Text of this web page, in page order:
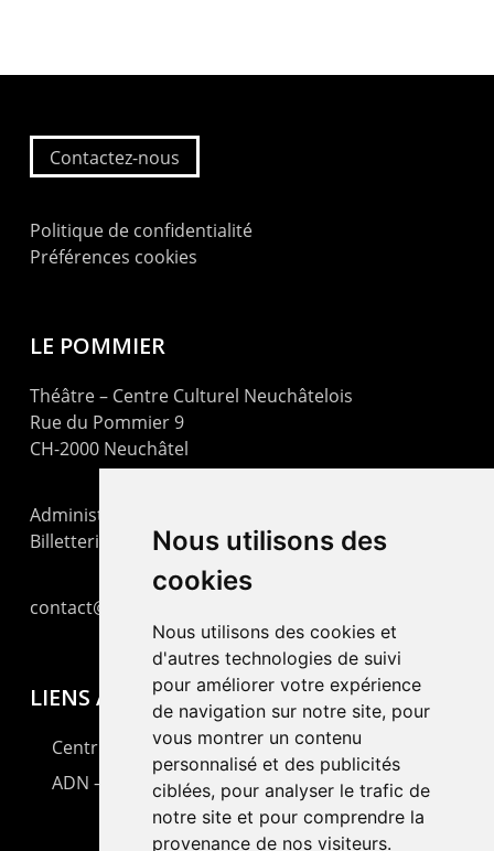
Nous utilisons des
cookies
Nous utilisons des cookies et
d'autres technologies de suivi
pour améliorer votre expérience
de navigation sur notre site, pour
vous montrer un contenu
personnalisé et des publicités
ciblées, pour analyser le trafic de
notre site et pour comprendre la
provenance de nos visiteurs.
Contactez-nous
Politique de confidentialité
Préférences cookies
LE POMMIER
Théâtre – Centre Culturel Neuchâtelois
Rue du Pommier 9
CH-2000 Neuchâtel
Administration : +41 32 725 03 03
Billetterie : +41 32 725 05 05
contact@lepommier.ch
LIENS AMIS
Centre de culture ABC
ADN – Association Danse Neuchâtel